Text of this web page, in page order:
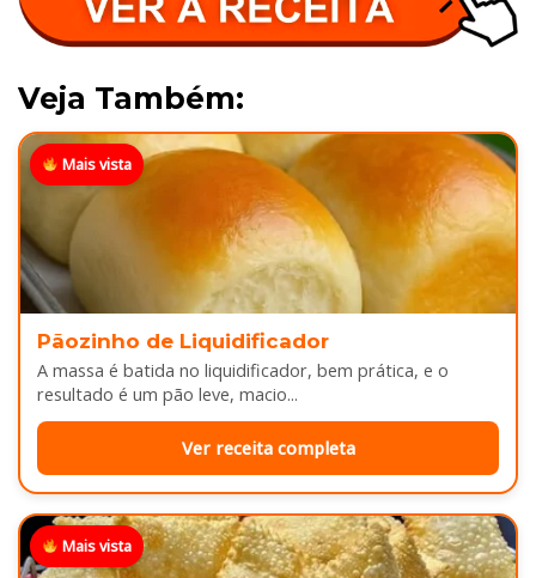
Veja Também:
Mais vista
Pãozinho de Liquidificador
A massa é batida no liquidificador, bem prática, e o
resultado é um pão leve, macio...
Ver receita completa
Mais vista